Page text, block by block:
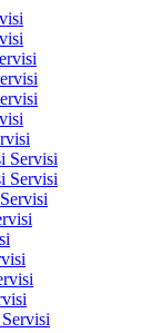
Servisi
Servisi